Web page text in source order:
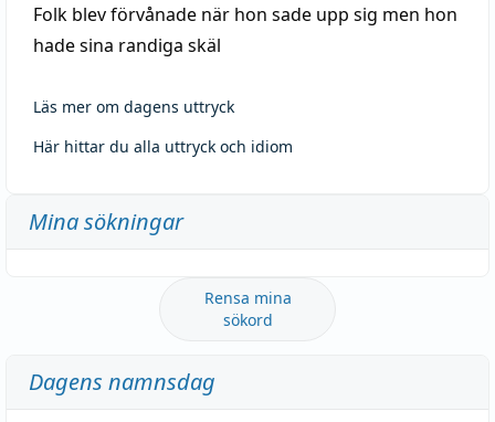
Folk blev förvånade när hon sade upp sig men hon
hade sina randiga skäl
Läs mer om dagens uttryck
Här hittar du alla uttryck och idiom
Mina sökningar
Rensa mina
sökord
Dagens namnsdag